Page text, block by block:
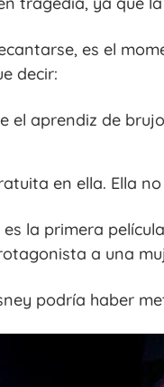
es el
decir:
el aprendiz de
en ella. Ella
la primera
a una
podría haber